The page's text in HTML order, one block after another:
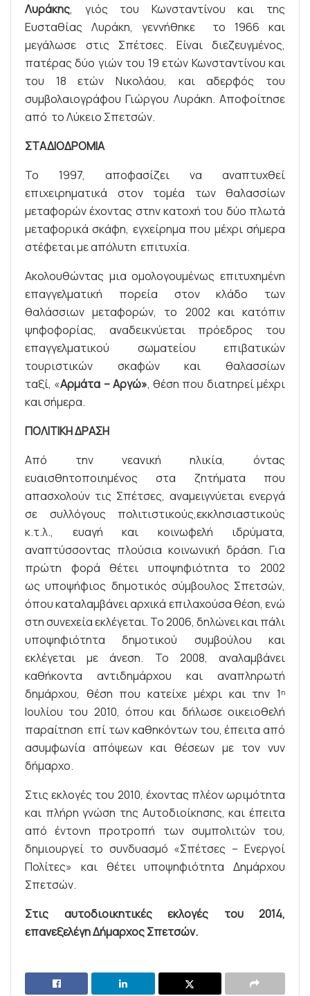
Λυράκης, γιός του Κωνσταντίνου και της
Ευσταθίας Λυράκη, γεννήθηκε το 1966 και
μεγάλωσε στις Σπέτσες. Είναι διεζευγμένος,
πατέρας δύο γιών του 19 ετών Κωνσταντίνου και
του 18 ετών Νικολάου, και αδερφός του
συμβολαιογράφου Γιώργου Λυράκη. Aποφοίτησε
από το Λύκειο Σπετσών.
ΣΤΑΔΙΟΔΡΟΜΙΑ
To 1997, αποφασίζει να αναπτυχθεί
επιχειρηματικά στον τομέα των θαλασσίων
μεταφορών έχοντας στην κατοχή του δύο πλωτά
μεταφορικά σκάφη, εγχείρημα που μέχρι σήμερα
στέφεται με απόλυτη επιτυχία.
Ακολουθώντας μια ομολογουμένως επιτυχημένη
επαγγελματική πορεία στον κλάδο των
θαλάσσιων μεταφορών, το 2002 και κατόπιν
ψηφοφορίας, αναδεικνύεται πρόεδρος του
επαγγελματικού σωματείου επιβατικών
τουριστικών σκαφών και θαλασσίων
ταξί, «Αρμάτα – Αργώ», θέση που διατηρεί μέχρι
και σήμερα.
ΠΟΛΙΤΙΚΗ ΔΡΑΣΗ
Aπό την νεανική ηλικία, όντας
ευαισθητοποιημένος στα ζητήματα που
απασχολούν τις Σπέτσες, αναμειγνύεται ενεργά
σε συλλόγους πολιτιστικούς,εκκλησιαστικούς
κ.τ.λ., ευαγή και κοινωφελή ιδρύματα,
αναπτύσσοντας πλούσια κοινωνική δράση. Για
πρώτη φορά θέτει υποψηφιότητα το 2002
ως υποψήφιος δημοτικός σύμβουλος Σπετσών,
όπου καταλαμβάνει αρχικά επιλαχούσα θέση, ενώ
στη συνεχεία εκλέγεται. Το 2006, δηλώνει και πάλι
υποψηφιότητα δημοτικού συμβούλου και
εκλέγεται με άνεση. Το 2008, αναλαμβάνει
καθήκοντα αντιδημάρχου και αναπληρωτή
δημάρχου, θέση που κατείχε μέχρι και την 1 η
Ιουλίου του 2010, όπου και δήλωσε οικειοθελή
παραίτηση επί των καθηκόντων του, έπειτα από
ασυμφωνία απόψεων και θέσεων με τον νυν
δήμαρχο.
Στις εκλογές του 2010, έχοντας πλέον ωριμότητα
και πλήρη γνώση της Αυτοδιοίκησης, και έπειτα
από έντονη προτροπή των συμπολιτών του,
δημιουργεί το συνδυασμό «Σπέτσες – Ενεργοί
Πολίτες» και θέτει υποψηφιότητα Δημάρχου
Σπετσών.
Στις αυτοδιοικητικές εκλογές του 2014,
επανεξελέγη Δήμαρχος Σπετσών.